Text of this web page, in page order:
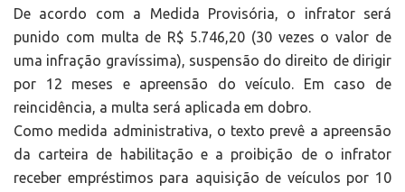
De acordo com a Medida Provisória, o infrator será
punido com multa de R$ 5.746,20 (30 vezes o valor de
uma infração gravíssima), suspensão do direito de dirigir
por 12 meses e apreensão do veículo. Em caso de
reincidência, a multa será aplicada em dobro.
Como medida administrativa, o texto prevê a apreensão
da carteira de habilitação e a proibição de o infrator
receber empréstimos para aquisição de veículos por 10